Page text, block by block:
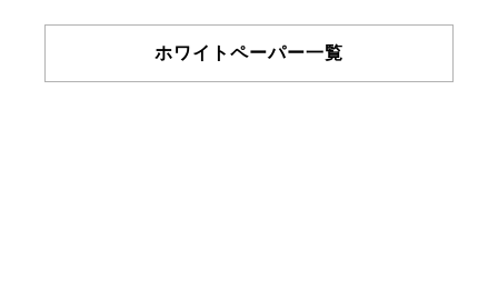
ホワイトペーパー一覧